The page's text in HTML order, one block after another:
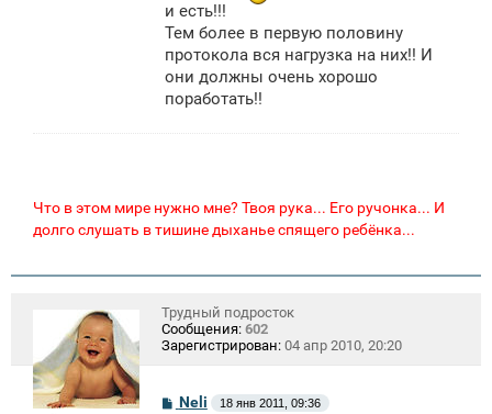
и есть!!!
Тем более в первую половину
протокола вся нагрузка на них!! И
они должны очень хорошо
поработать!!
Что в этом мире нужно мне? Твоя рука... Его ручонка... И
долго слушать в тишине дыханье спящего ребёнка...
Трудный подросток
Сообщения: 602
Зарегистрирован: 04 апр 2010, 20:20
СNeli 18 янв 2011, 09:36